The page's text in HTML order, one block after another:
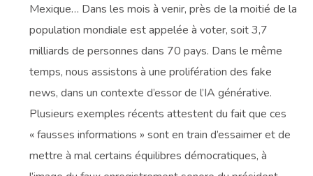
Mexique… Dans les mois à venir, près de la moitié de la
population mondiale est appelée à voter, soit 3,7
milliards de personnes dans 70 pays. Dans le même
temps, nous assistons à une prolifération des fake
news, dans un contexte d’essor de l’IA générative.
Plusieurs exemples récents attestent du fait que ces
« fausses informations » sont en train d’essaimer et de
mettre à mal certains équilibres démocratiques, à